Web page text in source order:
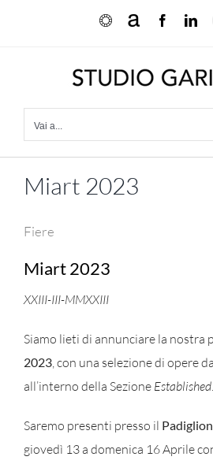
OculaArtnet
Vai a...
Miart 2023
Fiere
Miart 2023
XXIII-III-MMXXIII
Siamo lieti di annunciare la nostra
2023, con una selezione di opere
all’interno della Sezione Established.
Saremo presenti presso il
giovedì 13 a domenica 16 Aprile